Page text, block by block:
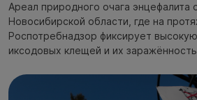
Ареал природного очага энцефалита
Новосибирской области, где на
Роспотребнадзор фиксирует
иксодовых клещей и их